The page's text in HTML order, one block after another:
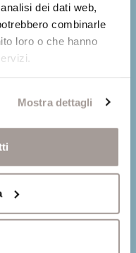
dei dati web,
combinarle
loro o che hanno
Mostra dettagli